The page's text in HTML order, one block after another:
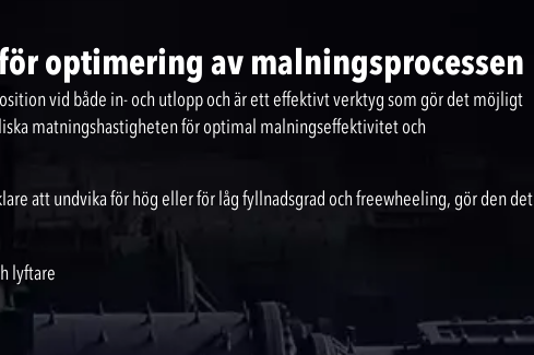
optimering av malningsprocessen
vid både in- och utlopp och är ett effektivt verktyg som gör det möjligt
matningshastigheten för optimal malningseffektivitet och
att undvika för hög eller för låg fyllnadsgrad och freewheeling, gör den det
lyftare